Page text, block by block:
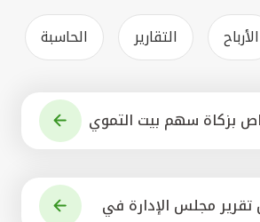
الأرباح التقارير الحاسبة
بزكاة سهم بيت التموي
مجلس الإدارة في